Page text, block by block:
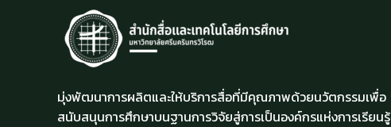
มุ่งพัฒนาการผลิตและให้บริการสื่อที่มีคุณภาพด้วยนวัตกรรมเพื่อ
สนับสนุนการศึกษาบนฐานการวิจัยสู่การเป็นองค์กรแห่งการเรียนรู้